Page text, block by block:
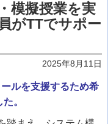
模擬授業を実
がTTでサポー
2025年8月11日
ルを支援するため希
。